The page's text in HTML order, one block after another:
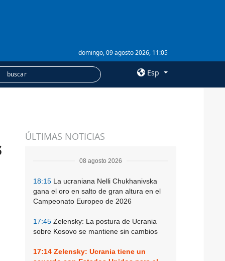
domingo, 09 agosto 2026, 11:05
Esp
Suscripción
ÚLTIMAS NOTICIAS
08 agosto 2026
18:15 La ucraniana Nelli Chukhanivska
gana el oro en salto de gran altura en el
Campeonato Europeo de 2026
17:45 Zelensky: La postura de Ucrania
sobre Kosovo se mantiene sin cambios
17:14 Zelensky: Ucrania tiene un